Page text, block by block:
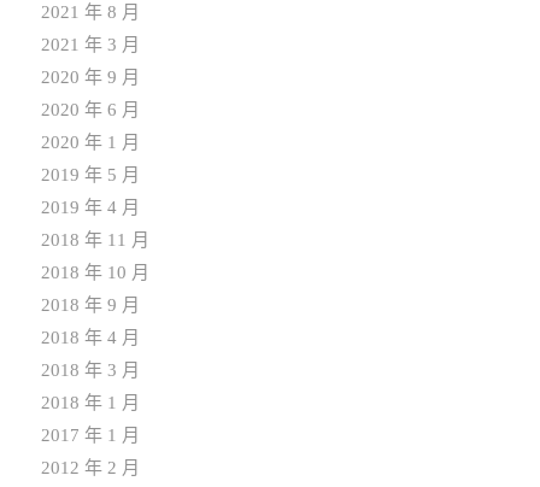
2021 年 8 月
2021 年 3 月
2020 年 9 月
2020 年 6 月
2020 年 1 月
2019 年 5 月
2019 年 4 月
2018 年 11 月
2018 年 10 月
2018 年 9 月
2018 年 4 月
2018 年 3 月
2018 年 1 月
2017 年 1 月
2012 年 2 月